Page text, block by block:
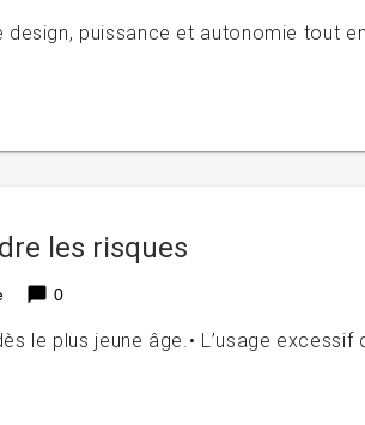
design, puissance et autonomie tout
les risques
chat_bubble 0
le plus jeune âge.• L’usage excessif